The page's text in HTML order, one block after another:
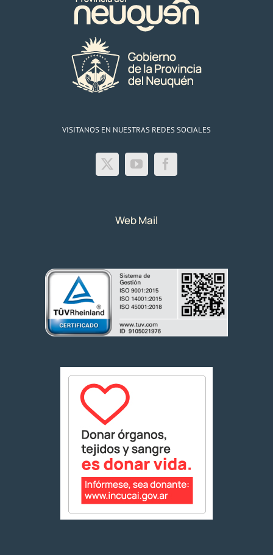
VISITANOS EN NUESTRAS REDES SOCIALES
Web Mail